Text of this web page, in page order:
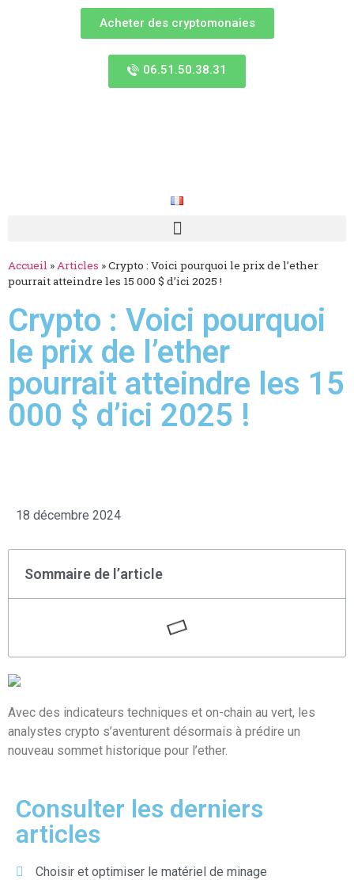
Acheter des cryptomonaies
06.51.50.38.31
Accueil »Articles »Crypto : Voici pourquoi le prix de l’ether
pourrait atteindre les 15 000 $ d’ici 2025 !
Crypto : Voici pourquoi
le prix de l’ether
pourrait atteindre les 15
000 $ d’ici 2025 !
18 décembre 2024
Sommaire de l’article
Avec des indicateurs techniques et on-chain au vert, les
analystes crypto s’aventurent désormais à prédire un
nouveau sommet historique pour l’ether.
Consulter les derniers
articles
Choisir et optimiser le matériel de minage